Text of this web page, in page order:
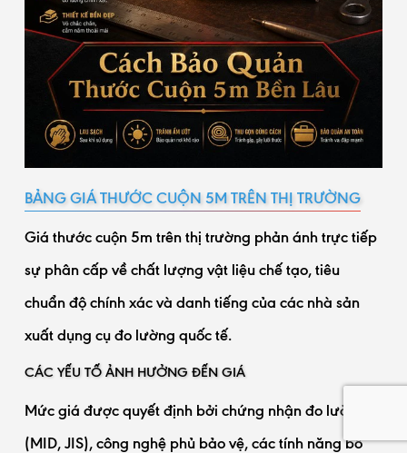
BẢNG GIÁ THƯỚC CUỘN 5M TRÊN THỊ TRƯỜNG
Giá thước cuộn 5m trên thị trường phản ánh trực tiếp
sự phân cấp về chất lượng vật liệu chế tạo, tiêu
chuẩn độ chính xác và danh tiếng của các nhà sản
xuất dụng cụ đo lường quốc tế.
CÁC YẾU TỐ ẢNH HƯỞNG ĐẾN GIÁ
Mức giá được quyết định bởi chứng nhận đo lường
(MID, JIS), công nghệ phủ bảo vệ, các tính năng bổ